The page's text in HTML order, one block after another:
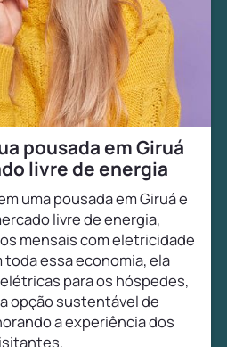
pousada em Giruá
livre de energia
uma pousada em Giruá e
livre de energia,
mensais com eletricidade
toda essa economia, ela
para os hóspedes,
opção sustentável de
a experiência dos